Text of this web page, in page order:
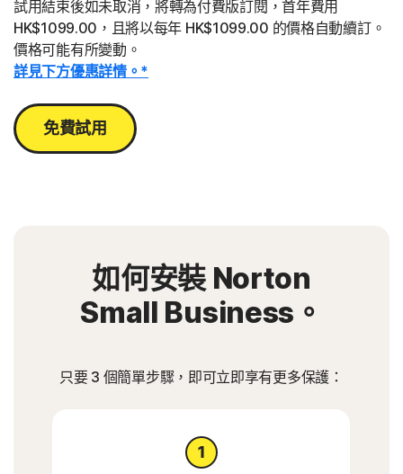
試用結束後如未取消，將轉為付費版訂閱，首年費用
HK$1099.00，且將以每年 HK$1099.00 的價格自動續訂。
價格可能有所變動。
詳見下方優惠詳情。*
免費試用
如何安裝 Norton
Small Business。
只要 3 個簡單步驟，即可立即享有更多保護：